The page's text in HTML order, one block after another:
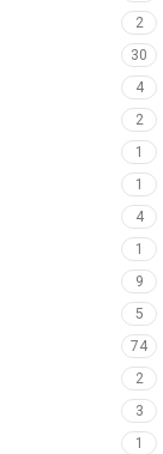
2
30
4
2
1
1
4
1
9
5
74
2
3
1